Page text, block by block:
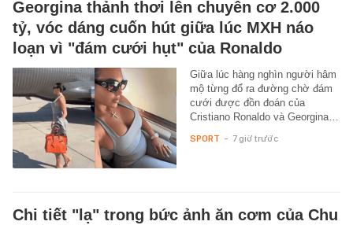
Georgina thảnh thơi lên chuyên cơ 2.000
tỷ, vóc dáng cuốn hút giữa lúc MXH náo
loạn vì "đám cưới hụt" của Ronaldo
Giữa lúc hàng nghìn người hâm
mộ từng đổ ra đường chờ đám
cưới được đồn đoán của
Cristiano Ronaldo và Georgina…
SPORT - 7 giờ trước
Chi tiết "lạ" trong bức ảnh ăn cơm của Chu